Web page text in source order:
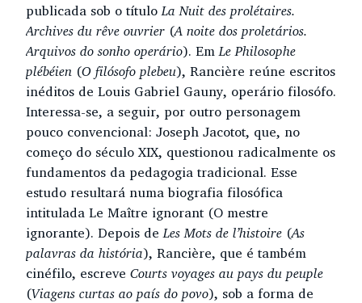
publicada sob o títuloLa Nuit des prolétaires.
Archives du rêve ouvrier (A noite dos proletários.
Arquivos do sonho operário). EmLe Philosophe
plébéien (O filósofo plebeu), Rancière reúne escritos
inéditos de Louis Gabriel Gauny, operário filosófo.
Interessa-se, a seguir, por outro personagem
pouco convencional: Joseph Jacotot, que, no
começo do século XIX, questionou radicalmente os
fundamentos da pedagogia tradicional. Esse
estudo resultará numa biografia filosófica
intitulada Le Maître ignorant (O mestre
ignorante). Depois deLes Mots de l’histoire (As
palavras da história), Rancière, que é também
cinéfilo, escreve Courts voyages au pays du peuple
(Viagens curtas ao país do povo), sob a forma de